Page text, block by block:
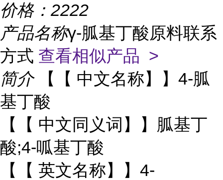
价格： 2222
产品名称γ-胍基丁酸原料联系
方式 查看相似产品 >
简介
【【 中文名称】】4-胍
基丁酸
【【 中文同义词】】胍基丁
酸;4-呱基丁酸
【【 英文名称】】4-